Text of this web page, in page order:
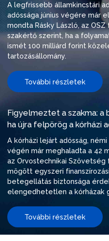
A legfrissebb államkincstári
adóssága június végére már
mondta Rásky László, az
szakértő szerint, ha a
ismét 100 milliárd forint
tartozásállomány.
További részletek
Figyelmeztet a szakma: a
ha újra felpörög a kórházi
A kórházi lejárt adósság,
végén már meghaladta a 42
az Orvostechnikai Szövetség
mögött egyszeri
betegellátás biztonsága
elengedhetetlen a kórházak
További részletek